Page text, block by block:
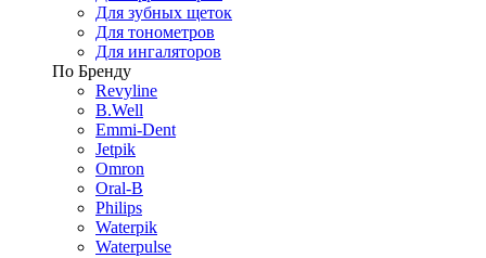
Для зубных щеток
Для тонометров
Для ингаляторов
По Бренду
Revyline
B.Well
Emmi-Dent
Jetpik
Omron
Oral-B
Philips
Waterpik
Waterpulse